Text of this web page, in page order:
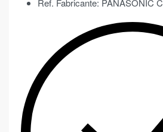
Ref. Fabricante: PANASONIC